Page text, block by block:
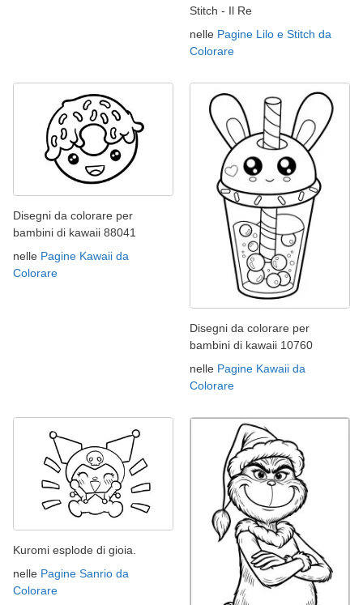
Stitch - Il Re
nelle Pagine Lilo e Stitch da
Colorare
Disegni da colorare per
bambini di kawaii 88041
nelle Pagine Kawaii da
Colorare
Disegni da colorare per
bambini di kawaii 10760
nelle Pagine Kawaii da
Colorare
Kuromi esplode di gioia.
nelle Pagine Sanrio da
Colorare